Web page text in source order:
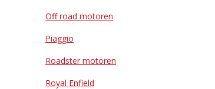
Off road motoren
Piaggio
Roadster motoren
Royal Enfield